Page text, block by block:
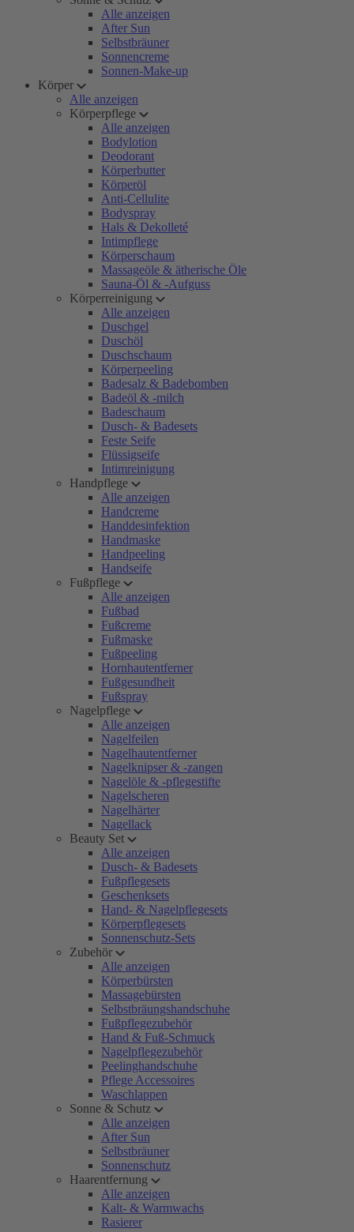
Alle anzeigen
After Sun
Selbstbräuner
Sonnencreme
Sonnen-Make-up
Körper
Alle anzeigen
Körperpflege
Alle anzeigen
Bodylotion
Deodorant
Körperbutter
Körperöl
Anti-Cellulite
Bodyspray
Hals & Dekolleté
Intimpflege
Körperschaum
Massageöle & ätherische Öle
Sauna-Öl & -Aufguss
Körperreinigung
Alle anzeigen
Duschgel
Duschöl
Duschschaum
Körperpeeling
Badesalz & Badebomben
Badeöl & -milch
Badeschaum
Dusch- & Badesets
Feste Seife
Flüssigseife
Intimreinigung
Handpflege
Alle anzeigen
Handcreme
Handdesinfektion
Handmaske
Handpeeling
Handseife
Fußpflege
Alle anzeigen
Fußbad
Fußcreme
Fußmaske
Fußpeeling
Hornhautentferner
Fußgesundheit
Fußspray
Nagelpflege
Alle anzeigen
Nagelfeilen
Nagelhautentferner
Nagelknipser & -zangen
Nagelöle & -pflegestifte
Nagelscheren
Nagelhärter
Nagellack
Beauty Set
Alle anzeigen
Dusch- & Badesets
Fußpflegesets
Geschenksets
Hand- & Nagelpflegesets
Körperpflegesets
Sonnenschutz-Sets
Zubehör
Alle anzeigen
Körperbürsten
Massagebürsten
Selbstbräungshandschuhe
Fußpflegezubehör
Hand & Fuß-Schmuck
Nagelpflegezubehör
Peelinghandschuhe
Pflege Accessoires
Waschlappen
Sonne & Schutz
Alle anzeigen
After Sun
Selbstbräuner
Sonnenschutz
Haarentfernung
Alle anzeigen
Kalt- & Warmwachs
Rasierer